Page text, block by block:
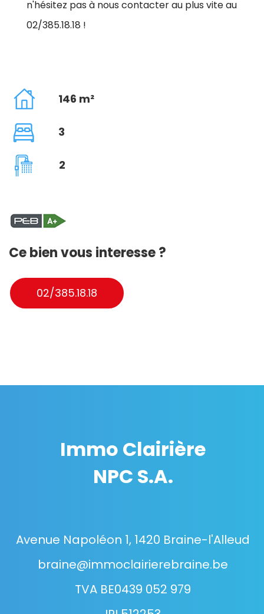
n'hésitez pas à nous contacter au plus vite au
02/385.18.18 !
146 m²
3
2
Ce bien vous interesse ?
02/385.18.18
Immo Clairière
NPC S.A.
Avenue Napoléon 1, 1420 Braine-l'Alleud
braine@immoclairierebraine.be
TVA BE0439 052 979